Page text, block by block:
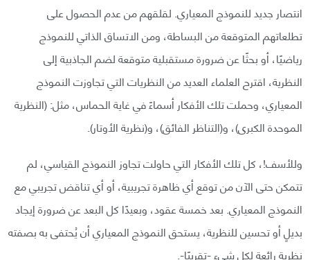
انتصار جديد للنموذج المعياري. لقلقهم من عدم الحصول على
تطلعاتهم المتوقعة من البساطة، ومن الاتساق الذاتي للنموذج
رياضيًا، أو بحثًا عن ضرورة مستقبلية متوقعة لضم الجاذبية إلى
النظرية، اقترح العلماء العديد من النظريات التي تجاوزت النموذج
المعياري، وحملت تلك الأفكار أسماءً في غاية الحماس، مثل: (النظرية
الموحدة الكبرى)، و(التناظر الفائق)، و(نظرية الأوتار).
وللأسف!، كل تلك الأفكار التي حاولت تجاوز النموذج القياسي، لم
تتمكن حتى الآن من توقع أي ظاهرة تجريبية، أو أي تناقض تجريبي مع
النموذج المعياري. بعد خمسة عقود، وبعيدًا كل البعد عن ضرورة إيجاد
بديلٍ أو تحسين للنظرية، يستحق النموذج المعياري أن يُحتفى به بصفته
نظرية رائعة لكل شيء -تقريبًا-.